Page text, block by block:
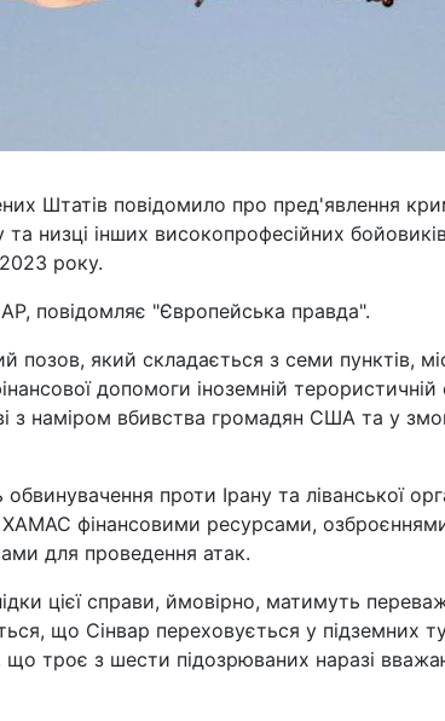
Штатів повідомило про пред'явлення
низці інших високопрофесійних
року.
повідомляє "Європейська правда".
позов, який складається з семи пунктів,
допомоги іноземній терористичній
з наміром вбивства громадян США та у
проти Ірану та ліванської
фінансовими ресурсами,
для проведення атак.
цієї справи, ймовірно, матимуть
що Сінвар переховується у підземних
що троє з шести підозрюваних наразі